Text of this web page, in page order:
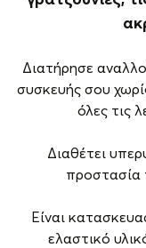
Διατήρησε
συσκευής σου
όλες τις
Διαθέτει
προστασία
Είναι
ελαστικό